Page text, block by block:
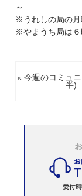
～
※うれしの局の月
※やまうち局は６
« 今週のコミュ
半)